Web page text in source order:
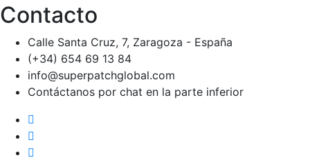
Contacto
Calle Santa Cruz, 7, Zaragoza - España
(+34) 654 69 13 84
info@superpatchglobal.com
Contáctanos por chat en la parte inferior